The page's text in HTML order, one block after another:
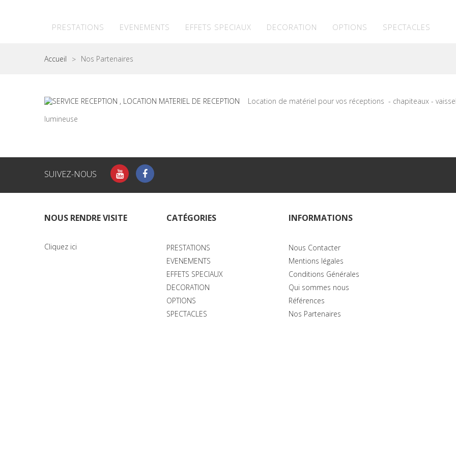
PRESTATIONS EVENEMENTS EFFETS SPECIAUX DECORATION OPTIONS SPECTACLES
Accueil > Nos Partenaires
Location de matériel pour vos réceptions - chapiteaux -
lumineuse
SUIVEZ-NOUS
NOUS RENDRE VISITE
Cliquez ici
CATÉGORIES
PRESTATIONS
EVENEMENTS
EFFETS SPECIAUX
DECORATION
OPTIONS
SPECTACLES
INFORMATIONS
Nous Contacter
Mentions légales
Conditions Générales
Qui sommes nous
Références
Nos Partenaires